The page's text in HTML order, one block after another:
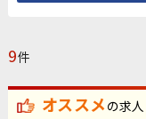
9件
オススメの求人